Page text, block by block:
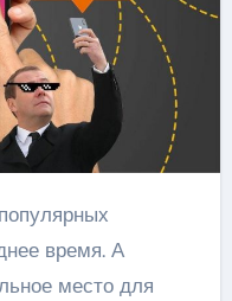
время. А
место для